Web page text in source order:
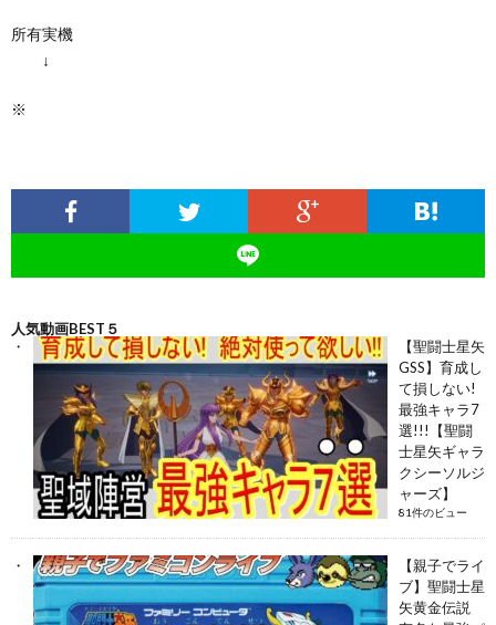
所有実機
↓
※
人気動画BEST５
【聖闘士星矢
GSS】育成し
て損しない!
最強キャラ7
選!!!【聖闘
士星矢ギャラ
クシーソルジ
ャーズ】
81件のビュー
【親子でライ
ブ】聖闘士星
矢黄金伝説